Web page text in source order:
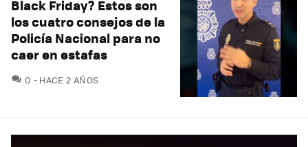
Black Friday? Estos son
los cuatro consejos de la
Policía Nacional para no
caer en estafas
0 COMENTARIOS
HACE 2 AÑOS